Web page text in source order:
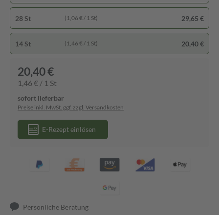
28 St (1,06 € / 1 St) 29,65 €
14 St (1,46 € / 1 St) 20,40 €
20,40 €
1,46 € / 1 St
sofort lieferbar
Preise inkl. MwSt. ggf. zzgl. Versandkosten
E-Rezept einlösen
Persönliche Beratung